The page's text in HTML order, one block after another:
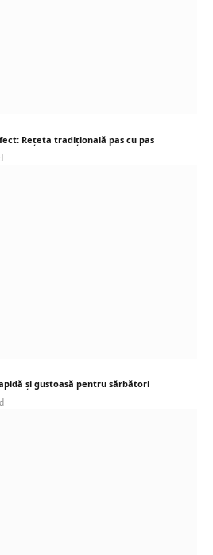
Rețeta tradițională pas cu pas
și gustoasă pentru sărbători